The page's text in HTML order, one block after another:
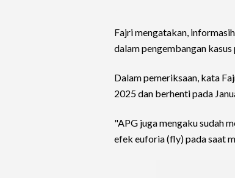
Fajri mengatakan,
dalam pengembangan
Dalam pemeriksaan, kata
2025 dan berhenti pada
"APG juga mengaku sudah
efek euforia (fly) pada saat